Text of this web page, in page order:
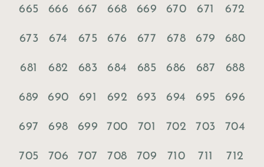
665 666 667 668 669 670 671 672
673 674 675 676 677 678 679 680
681 682 683 684 685 686 687 688
689 690 691 692 693 694 695 696
697 698 699 700 701 702 703 704
705 706 707 708 709 710 711 712